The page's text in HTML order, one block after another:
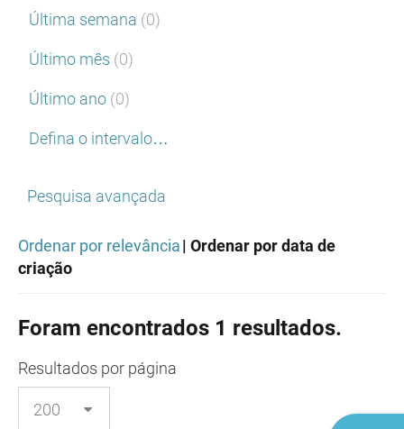
Última semana (0)
Último mês (0)
Último ano (0)
Defina o intervalo…
Pesquisa avançada
Ordenar por relevância| Ordenar por data de
criação
Foram encontrados 1 resultados.
Resultados por página